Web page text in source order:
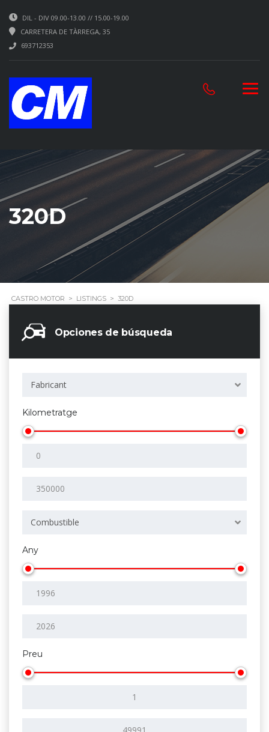
DIL - DIV 09.00-13.00 // 15.00-19.00
CARRETERA DE TÀRREGA, 35
693712353
320D
CASTRO MOTOR > LISTINGS > 320D
Opciones de búsqueda
Fabricant
Kilometratge
Combustible
Any
Preu